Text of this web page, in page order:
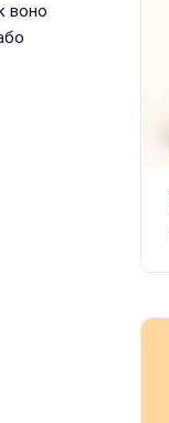
воно